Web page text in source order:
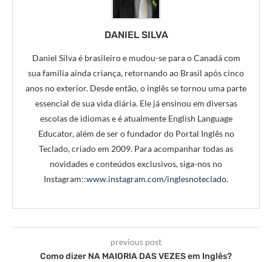
DANIEL SILVA
Daniel Silva é brasileiro e mudou-se para o Canadá com
sua família ainda criança, retornando ao Brasil após cinco
anos no exterior. Desde então, o inglês se tornou uma parte
essencial de sua vida diária. Ele já ensinou em diversas
escolas de idiomas e é atualmente English Language
Educator, além de ser o fundador do Portal Inglês no
Teclado, criado em 2009. Para acompanhar todas as
novidades e conteúdos exclusivos, siga-nos no
Instagram::www.instagram.com/inglesnoteclado.
previous post
Como dizer NA MAIORIA DAS VEZES em Inglês?